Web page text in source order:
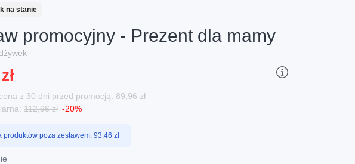
na stanie
promocyjny - Prezent dla mamy
z 30 dni przed promocją: 89,96 zł
112,96 zł -20%
produktów poza zestawem: 93,46 zł